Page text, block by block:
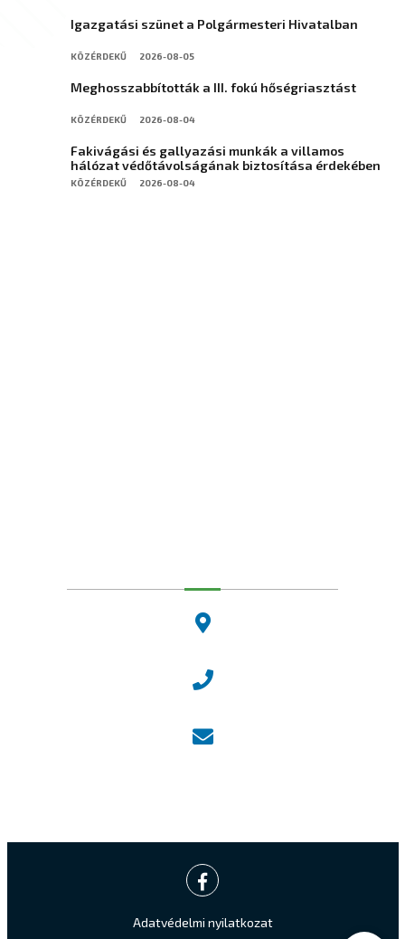
Igazgatási szünet a Polgármesteri Hivatalban
KÖZÉRDEKŰ 2026-08-05
Meghosszabbították a III. fokú hőségriasztást
KÖZÉRDEKŰ 2026-08-04
Fakivágási és gallyazási munkák a villamos
hálózat védőtávolságának biztosítása érdekében
KÖZÉRDEKŰ 2026-08-04
Adatvédelmi nyilatkozat